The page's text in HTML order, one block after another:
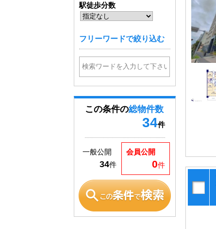
駅徒歩分数
フリーワードで絞り込む
この条件の総物件数
34件
会員公開
0件
一般公開
34件